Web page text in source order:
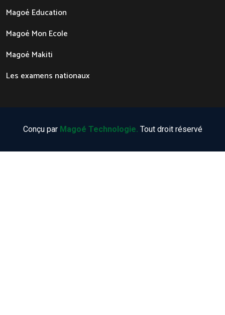
Magoé Education
Magoé Mon Ecole
Magoé Makiti
Les examens nationaux
Conçu par Magoé Technologie. Tout droit réservé